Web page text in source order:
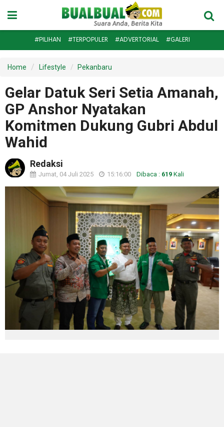
#PILIHAN #TERPOPULER #ADVERTORIAL #GALERI
Home Lifestyle Pekanbaru
Gelar Datuk Seri Setia Amanah,
GP Anshor Nyatakan
Komitmen Dukung Gubri Abdul
Wahid
Redaksi
Jumat, 04 Juli 2025 15:16:00 Dibaca : 619 Kali